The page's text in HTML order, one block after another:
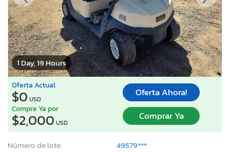
1 Day, 19 Hours
Oferta Actual
$0 USD
Oferta Ahora!
Compre Ya por
$2,000 USD
Comprar Ya
Número de lote:
49579***